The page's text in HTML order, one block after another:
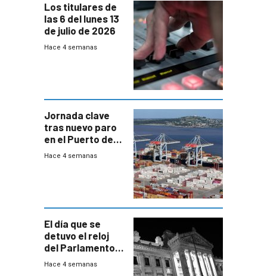
Los titulares de
las 6 del lunes 13
de julio de 2026
Hace 4 semanas
Jornada clave
tras nuevo paro
en el Puerto de
Montevideo
Hace 4 semanas
El día que se
detuvo el reloj
del Parlamento
para negociar
Hace 4 semanas